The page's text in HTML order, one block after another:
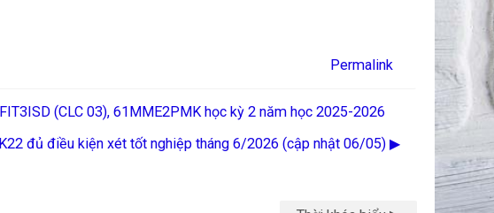
Permalink
(CLC 03), 61MME2PMK học kỳ 2 năm học 2025-2026
đủ điều kiện xét tốt nghiệp tháng 6/2026 (cập nhật 06/05) ▶︎